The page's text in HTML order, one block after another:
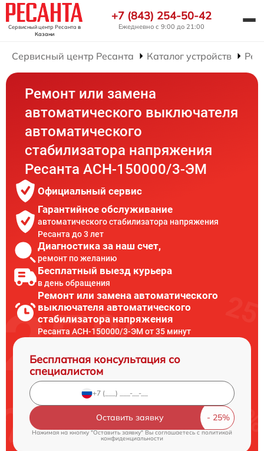
Сервисный центр Ресанта в
Казани
+7 (843) 254-50-42
Ежедневно с 9:00 до 21:00
Сервисный центр Ресанта Каталог устройств
Ремонт или замена
автоматического выключателя
автоматического
стабилизатора напряжения
Ресанта АСН-150000/3-ЭМ
Официальный сервис
Гарантийное обслуживание
автоматического стабилизатора напряжения
Ресанта до 3 лет
Диагностика за наш счет,
ремонт по желанию
Бесплатный выезд курьера
в день обращения
Ремонт или замена автоматического
выключателя автоматического
стабилизатора напряжения
Ресанта АСН-150000/3-ЭМ от 35 минут
Бесплатная консультация со
специалистом
Оставить заявку
Нажимая на кнопку "Оставить заявку" Вы соглашаетесь cполитикой
конфиденциальности